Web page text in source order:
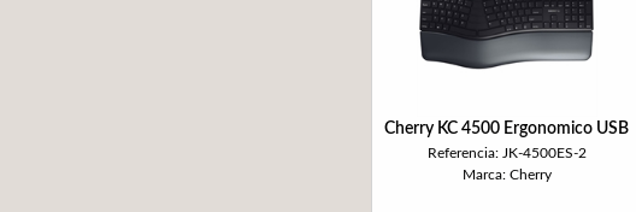
Cherry KC 4500 Ergonomico USB
Referencia: JK-4500ES-2
Marca: Cherry